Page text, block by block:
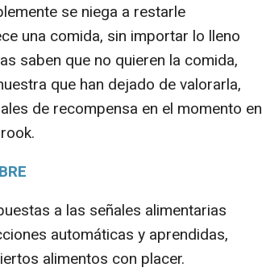
se niega a restarle
una comida, sin importar lo lleno
saben que no quieren la comida,
que han dejado de valorarla,
de recompensa en el momento en
a las señales alimentarias
automáticas y aprendidas,
alimentos con placer.